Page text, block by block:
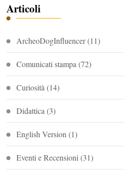
Articoli
ArcheoDogInfluencer(11)
Comunicati stampa(72)
Curiosità(14)
Didattica(3)
English Version(1)
Eventi e Recensioni(31)